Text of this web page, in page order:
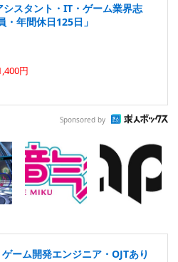
スタント・IT・ゲーム業界志
年間休日125日」
円
Sponsored by
ーム開発エンジニア・OJTあり